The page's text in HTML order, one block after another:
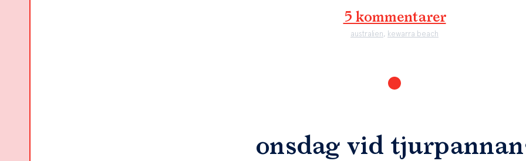
5 kommentarer
australien, kewarra beach
onsdag vid